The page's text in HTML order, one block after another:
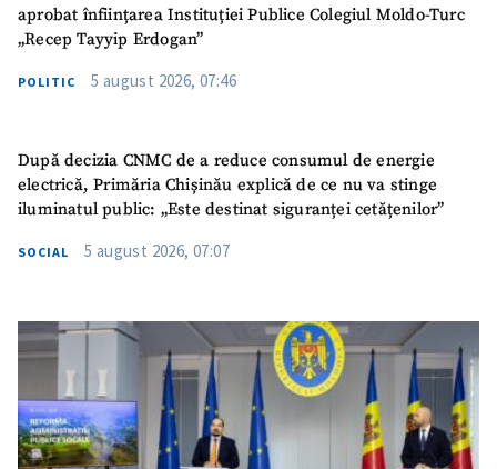
aprobat înființarea Instituției Publice Colegiul Moldo-Turc
„Recep Tayyip Erdogan”
POLITIC 5 august 2026, 07:46
După decizia CNMC de a reduce consumul de energie
electrică, Primăria Chișinău explică de ce nu va stinge
iluminatul public: „Este destinat siguranței cetățenilor”
SOCIAL 5 august 2026, 07:07